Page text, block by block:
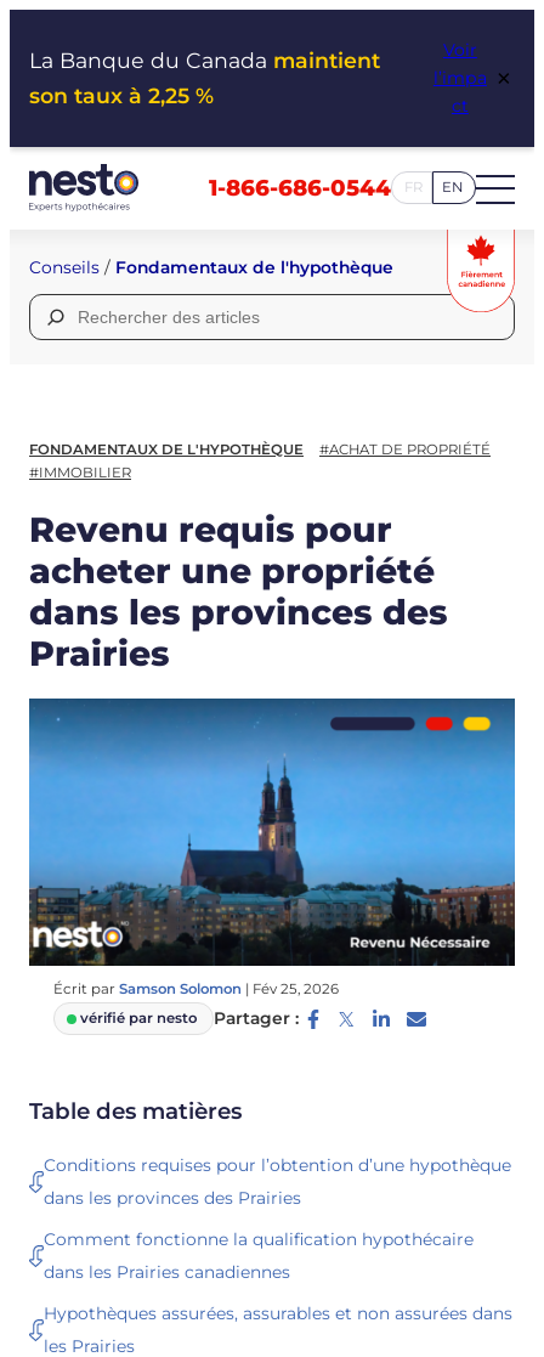
La Banque du Canada maintient
son taux à 2,25 %
Voir
l’impa
ct
×
1-866-686-0544 FR EN
Conseils / Fondamentaux de l'hypothèque
Rechercher :
FONDAMENTAUX DE L'HYPOTHÈQUE
#ACHAT DE PROPRIÉTÉ
#IMMOBILIER
Revenu requis pour
acheter une propriété
dans les provinces des
Prairies
Écrit par Samson Solomon | Fév 25, 2026
vérifié par nesto
Partager :
Table des matières
Conditions requises pour l’obtention d’une hypothèque
dans les provinces des Prairies
Comment fonctionne la qualification hypothécaire
dans les Prairies canadiennes
Hypothèques assurées, assurables et non assurées dans
les Prairies